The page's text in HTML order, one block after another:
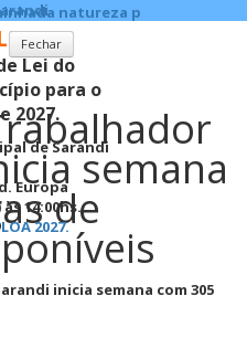
semana
de
Lei do
para o
2027.
de Sarandi
Europa
14:00hs.
2027.
Fechar